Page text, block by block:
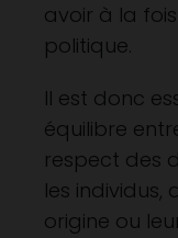
avoir à la
politique.
Il est donc
équilibre
respect des
les individus,
origine ou